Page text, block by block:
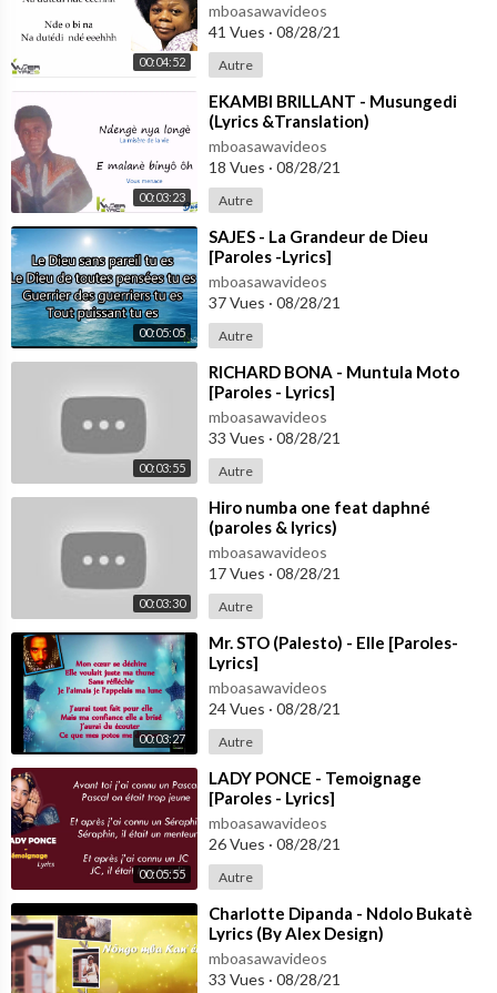
00:04:52
mboasawavideos
41 Vues · 08/28/21
Autre
00:03:23
⁣EKAMBI BRILLANT - Musungedi
(Lyrics &Translation)
mboasawavideos
18 Vues · 08/28/21
Autre
00:05:05
⁣SAJES - La Grandeur de Dieu
[Paroles -Lyrics]
mboasawavideos
37 Vues · 08/28/21
Autre
00:03:55
⁣RICHARD BONA - Muntula Moto
[Paroles - Lyrics]
mboasawavideos
33 Vues · 08/28/21
Autre
00:03:30
⁣Hiro numba one feat daphné
(paroles & lyrics)
mboasawavideos
17 Vues · 08/28/21
Autre
00:03:27
⁣Mr. STO (Palesto) - Elle [Paroles-
Lyrics]
mboasawavideos
24 Vues · 08/28/21
Autre
00:05:55
⁣LADY PONCE - Temoignage
[Paroles - Lyrics]
mboasawavideos
26 Vues · 08/28/21
Autre
⁣Charlotte Dipanda - Ndolo Bukatè
Lyrics (By Alex Design)
mboasawavideos
33 Vues · 08/28/21